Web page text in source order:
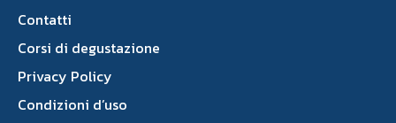
Contatti
Corsi di degustazione
Privacy Policy
Condizioni d’uso